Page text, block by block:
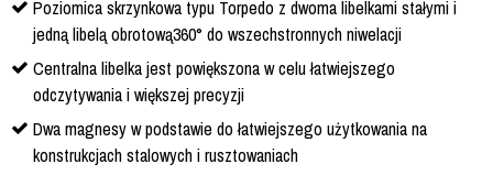
Poziomica skrzynkowa typu Torpedo z dwoma libelkami stałymi i
jedną libelą obrotową360° do wszechstronnych niwelacji
Centralna libelka jest powiększona w celu łatwiejszego
odczytywania i większej precyzji
Dwa magnesy w podstawie do łatwiejszego użytkowania na
konstrukcjach stalowych i rusztowaniach